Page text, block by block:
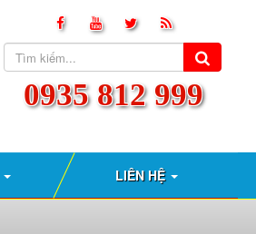
0935 812 999
LIÊN HỆ